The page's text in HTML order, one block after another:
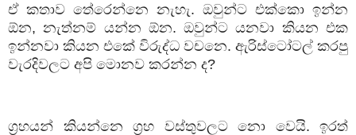
ඒ කතාව තේරෙන්නෙ නැහැ. ඔවුන්ට එක්කො ඉන්න
ඕන,නැත්නම් යන්න ඕන. ඔවුන්ට යනවා කියන එක
ඉන්නවා කියන එකේ විරුද්ධ වචනෙ. ඇරිස්ටෝටල් කරපු
වැරදිවලට අපි මොනව කරන්න ද?
ග්‍රහයන් කියන්නෙ ග්‍රහ වස්තුවලට නො වෙයි. ඉරත්